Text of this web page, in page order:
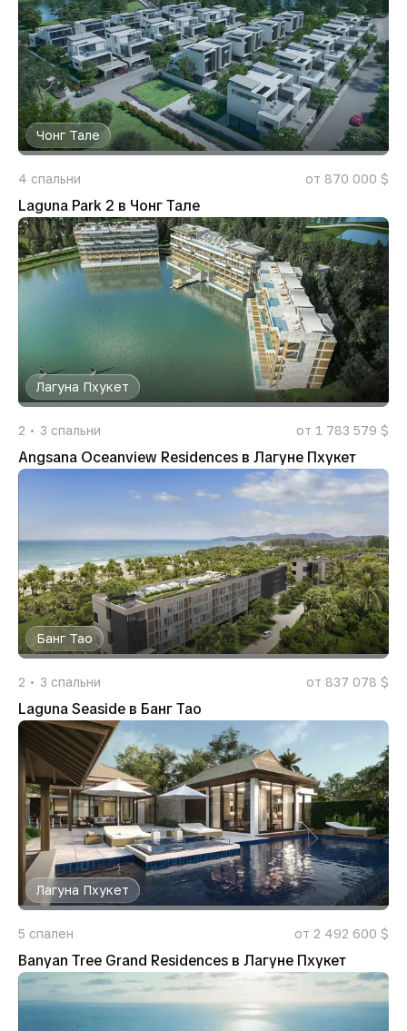
Чонг Тале
4 спальни от 870 000 $
Laguna Park 2 в Чонг Тале
Лагуна Пхукет
2 3 спальни от 1 783 579 $
Angsana Oceanview Residences в Лагуне Пхукет
Банг Тао
2 3 спальни от 837 078 $
Laguna Seaside в Банг Тао
Лагуна Пхукет
5 спален от 2 492 600 $
Banyan Tree Grand Residences в Лагуне Пхукет